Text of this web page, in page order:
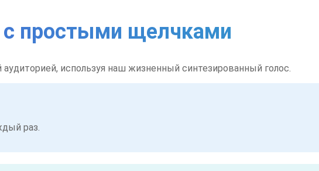
с простыми щелчками
используя наш жизненный синтезированный голос.
раз.